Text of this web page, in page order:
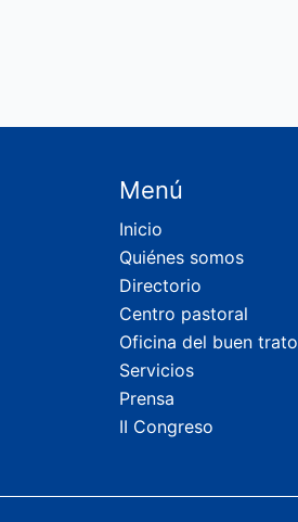
Menú
Inicio
Quiénes somos
Directorio
Centro pastoral
Oficina del buen trato
Servicios
Prensa
II Congreso